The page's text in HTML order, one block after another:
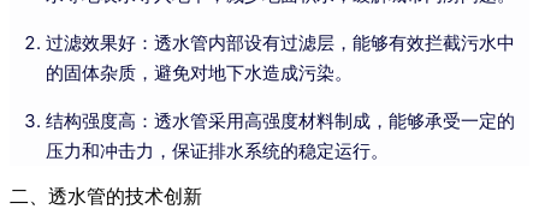
过滤效果好：透水管内部设有过滤层，能够有效拦截污水中
的固体杂质，避免对地下水造成污染。
结构强度高：透水管采用高强度材料制成，能够承受一定的
压力和冲击力，保证排水系统的稳定运行。
二、透水管的技术创新